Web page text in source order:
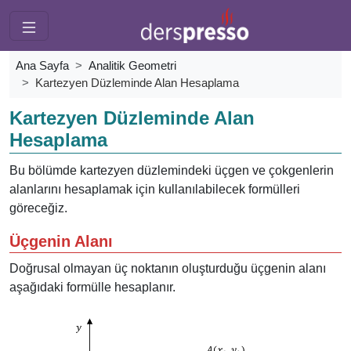
Ana Sayfa
Analitik Geometri
Kartezyen Düzleminde Alan Hesaplama
Kartezyen Düzleminde Alan
Hesaplama
Bu bölümde kartezyen düzlemindeki üçgen ve çokgenlerin
alanlarını hesaplamak için kullanılabilecek formülleri
göreceğiz.
Üçgenin Alanı
Doğrusal olmayan üç noktanın oluşturduğu üçgenin alanı
aşağıdaki formülle hesaplanır.